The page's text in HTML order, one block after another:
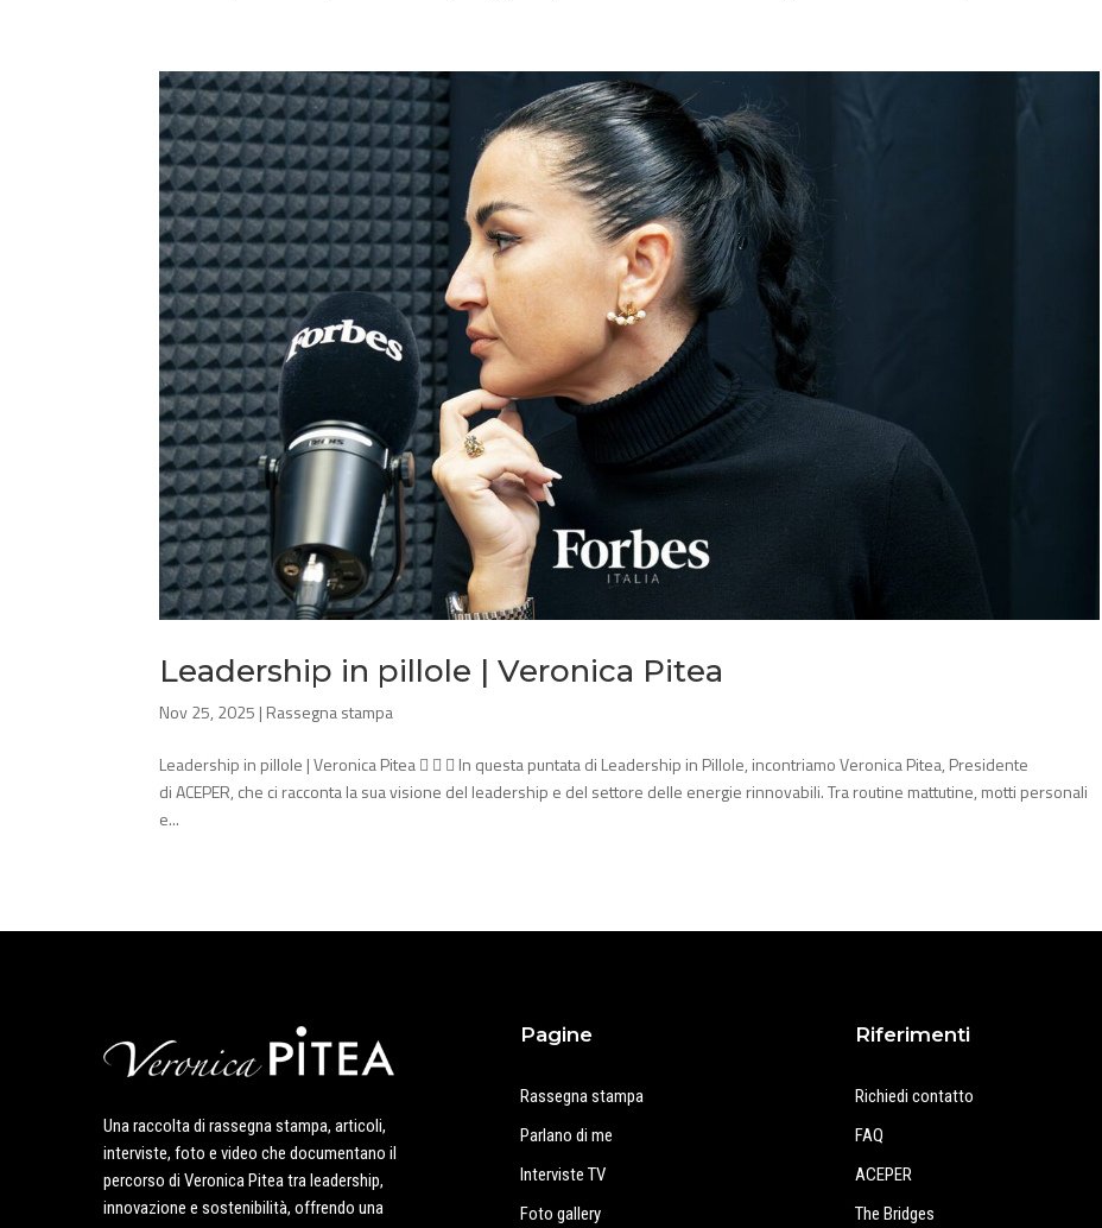
Leadership in pillole | Veronica Pitea
Nov 25, 2025 | Rassegna stampa
Leadership in pillole | Veronica Pitea    In questa puntata di Leadership in Pillole, incontriamo Veronica Pitea, Presidente
di ACEPER, che ci racconta la sua visione del leadership e del settore delle energie rinnovabili. Tra routine mattutine, motti personali
e...
Una raccolta di rassegna stampa, articoli,
interviste, foto e video che documentano il
percorso di Veronica Pitea tra leadership,
innovazione e sostenibilità, offrendo una
Pagine
Rassegna stampa
Parlano di me
Interviste TV
Foto gallery
Riferimenti
Richiedi contatto
FAQ
ACEPER
The Bridges